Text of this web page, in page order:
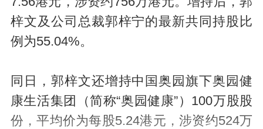
梓文及公司总裁郭梓宁的最新共同持股比
例为55.04%。
同日，郭梓文还增持中国奥园旗下奥园健
康生活集团（简称“奥园健康”）100万股股
份，平均价为每股5.24港元，涉资约524万